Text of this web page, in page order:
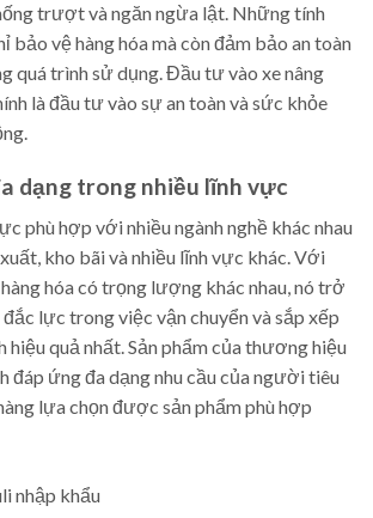
trượt và ngăn ngừa lật. Những tính
bảo vệ hàng hóa mà còn đảm bảo an toàn
quá trình sử dụng. Đầu tư vào xe nâng
là đầu tư vào sự an toàn và sức khỏe
dạng trong nhiều lĩnh vực
phù hợp với nhiều ngành nghề khác nhau
kho bãi và nhiều lĩnh vực khác. Với
hóa có trọng lượng khác nhau, nó trở
lực trong việc vận chuyển và sắp xếp
hiệu quả nhất. Sản phẩm của thương hiệu
đáp ứng đa dạng nhu cầu của người tiêu
lựa chọn được sản phẩm phù hợp